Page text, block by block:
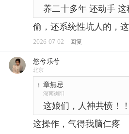
养二十多年 还动手
偷，还系统性坑人的，这
2026-07-02 回复
悠兮乐兮
北京
1 章無忌
湖南衡阳
这娘们，人神共愤！！
这操作，气得我脑仁疼